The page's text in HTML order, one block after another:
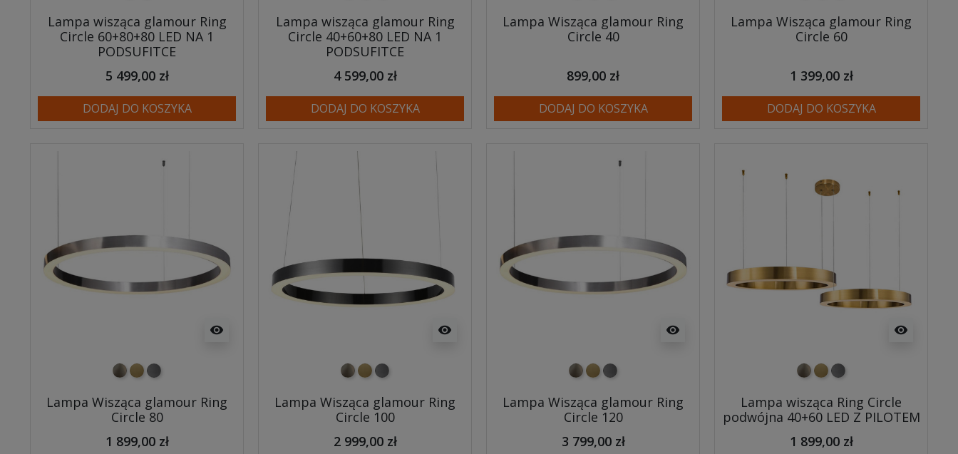
Lampa wisząca glamour Ring
Circle 60+80+80 LED NA 1
PODSUFITCE
5 499,00 zł
DODAJ DO KOSZYKA
Lampa wisząca glamour Ring
Circle 40+60+80 LED NA 1
PODSUFITCE
4 599,00 zł
DODAJ DO KOSZYKA
Lampa Wisząca glamour Ring
Circle 40
899,00 zł
DODAJ DO KOSZYKA
Lampa Wisząca glamour Ring
Circle 60
1 399,00 zł
DODAJ DO KOSZYKA
visibility
nikiel szczotkowany
mosiądz szczotkowany
tytan szczotkowany
Lampa Wisząca glamour Ring
Circle 80
1 899,00 zł
visibility
nikiel szczotkowany
mosiądz szczotkowany
tytan szczotkowany
Lampa Wisząca glamour Ring
Circle 100
2 999,00 zł
visibility
nikiel szczotkowany
mosiądz szczotkowany
tytan szczotkowany
Lampa Wisząca glamour Ring
Circle 120
3 799,00 zł
visibility
nikiel szczotkowany
mosiądz szczotkowany
tytan szczotkowany
Lampa wisząca Ring Circle
podwójna 40+60 LED Z PILOTEM
1 899,00 zł